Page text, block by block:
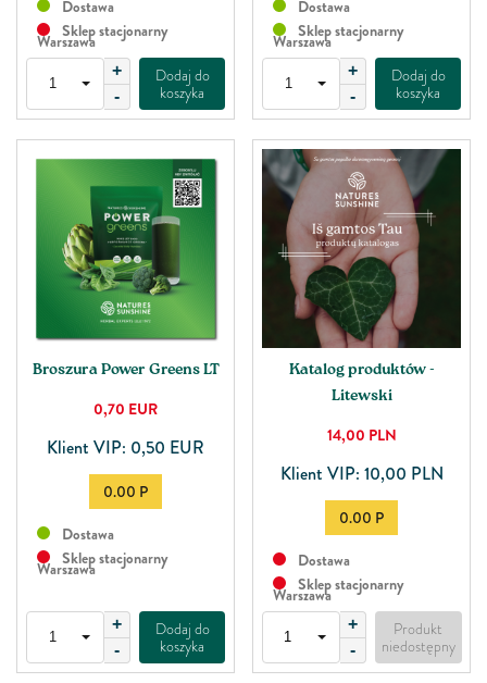
Dostawa
Sklep stacjonarny
Warszawa
+
-
Dodaj do
koszyka
Dostawa
Sklep stacjonarny
Warszawa
+
-
Dodaj do
koszyka
Broszura Power Greens LT
0,70 EUR
Klient VIP: 0,50 EUR
0.00 P
Dostawa
Sklep stacjonarny
Warszawa
+
-
Dodaj do
koszyka
Katalog produktów -
Litewski
14,00 PLN
Klient VIP: 10,00 PLN
0.00 P
Dostawa
Sklep stacjonarny
Warszawa
+
-
Produkt
niedostępny